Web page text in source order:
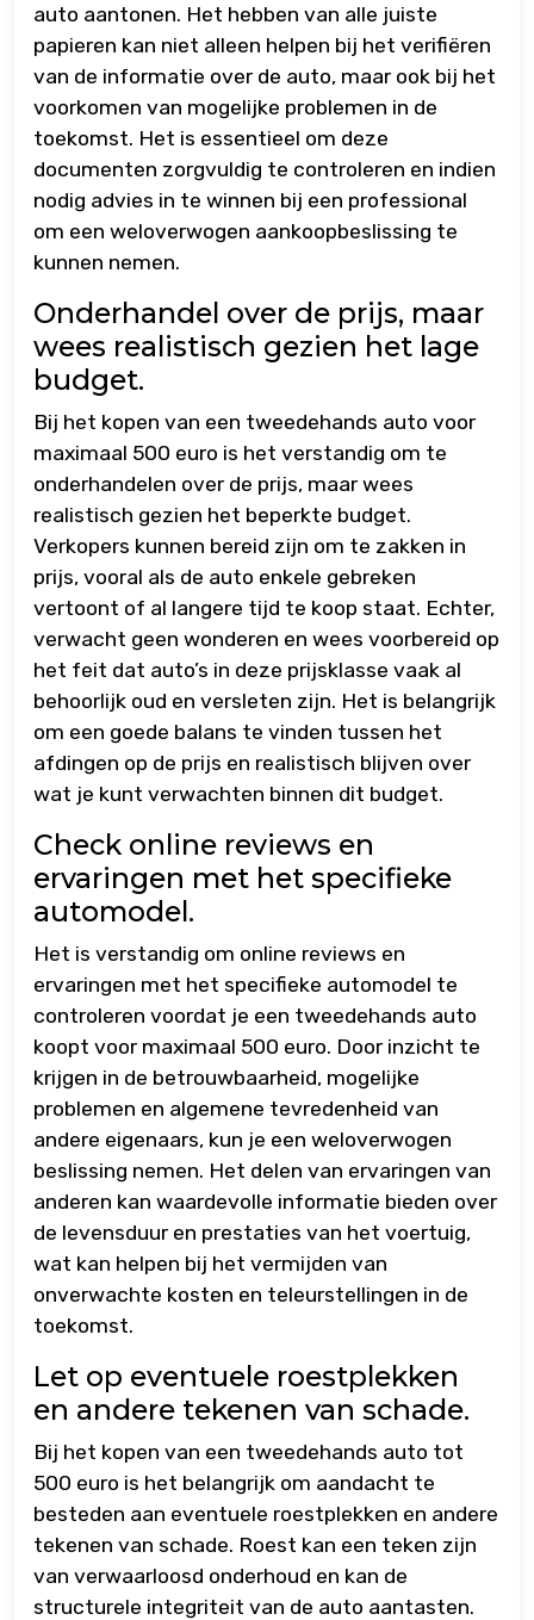
auto aantonen. Het hebben van alle juiste
papieren kan niet alleen helpen bij het verifiëren
van de informatie over de auto, maar ook bij het
voorkomen van mogelijke problemen in de
toekomst. Het is essentieel om deze
documenten zorgvuldig te controleren en indien
nodig advies in te winnen bij een professional
om een weloverwogen aankoopbeslissing te
kunnen nemen.
Onderhandel over de prijs, maar
wees realistisch gezien het lage
budget.
Bij het kopen van een tweedehands auto voor
maximaal 500 euro is het verstandig om te
onderhandelen over de prijs, maar wees
realistisch gezien het beperkte budget.
Verkopers kunnen bereid zijn om te zakken in
prijs, vooral als de auto enkele gebreken
vertoont of al langere tijd te koop staat. Echter,
verwacht geen wonderen en wees voorbereid op
het feit dat auto’s in deze prijsklasse vaak al
behoorlijk oud en versleten zijn. Het is belangrijk
om een goede balans te vinden tussen het
afdingen op de prijs en realistisch blijven over
wat je kunt verwachten binnen dit budget.
Check online reviews en
ervaringen met het specifieke
automodel.
Het is verstandig om online reviews en
ervaringen met het specifieke automodel te
controleren voordat je een tweedehands auto
koopt voor maximaal 500 euro. Door inzicht te
krijgen in de betrouwbaarheid, mogelijke
problemen en algemene tevredenheid van
andere eigenaars, kun je een weloverwogen
beslissing nemen. Het delen van ervaringen van
anderen kan waardevolle informatie bieden over
de levensduur en prestaties van het voertuig,
wat kan helpen bij het vermijden van
onverwachte kosten en teleurstellingen in de
toekomst.
Let op eventuele roestplekken
en andere tekenen van schade.
Bij het kopen van een tweedehands auto tot
500 euro is het belangrijk om aandacht te
besteden aan eventuele roestplekken en andere
tekenen van schade. Roest kan een teken zijn
van verwaarloosd onderhoud en kan de
structurele integriteit van de auto aantasten.